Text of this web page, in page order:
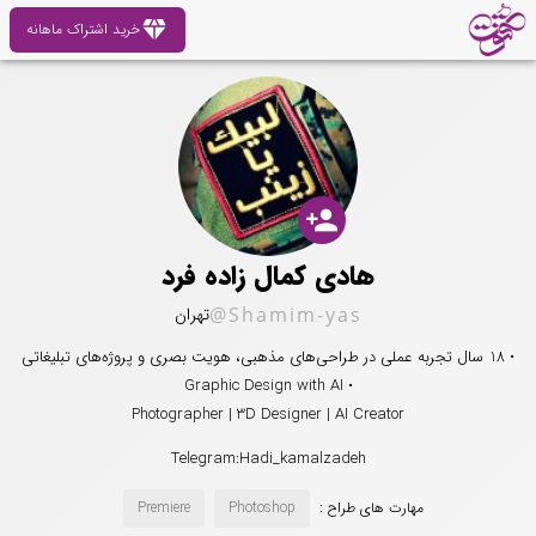
diamondخرید اشتراک ماهانه
person_add
هادی کمال زاده فرد
@Shamim-yasتهران
• 18 سال تجربه عملی در طراحی‌های مذهبی، هویت بصری و پروژه‌های تبلیغاتی
• Graphic Design with AI
Photographer | 3D Designer | AI Creator
Telegram:Hadi_kamalzadeh
مهارت های طراح : Photoshop
Premiere